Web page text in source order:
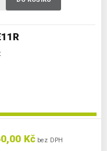
Kč bez DPH